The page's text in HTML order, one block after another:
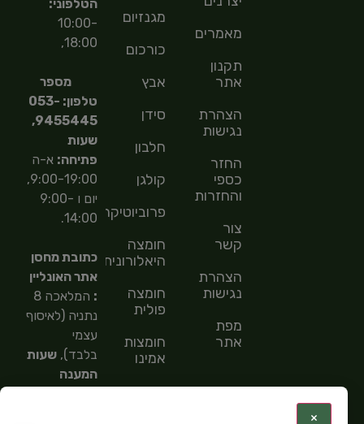
מאמרים
תקנון
אתר
הצהרת
נגישות
החזר
כספי
והחזרות
צור
קשר
הצהרת
נגישות
מפת
אתר
מגנזיום
כורכום
אבץ
סידן
חלבון
קולגן
פרוביוטיקה
חומצה
היאלורונית
חומצה
פולית
חומצות
אמינו
חומצות
הטלפוני:
10:00-
18:00,
מספר
טלפון: 053-
9455445,
שעות
פתיחה: א-ה
9:00-19:00,
יום ו 9:00-
14:00.
כתובת מחסן
אתר האונליין
:
המלאכה 8
נתניה (לאיסוף
עצמי
בלבד),שעות
המענה
×